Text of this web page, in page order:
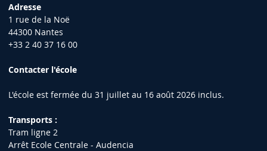
Adresse
1 rue de la Noë
44300 Nantes
+33 2 40 37 16 00
Contacter l'école
L'école est fermée du 31 juillet au 16 août 2026 inclus.
Transports :
Tram ligne 2
Arrêt Ecole Centrale - Audencia